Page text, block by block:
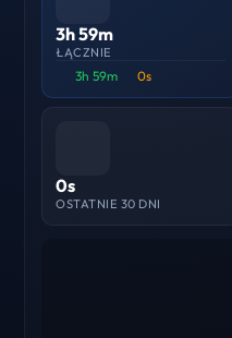
3h 59m
ŁĄCZNIE
3h 59m 0s
0s
OSTATNIE 30 DNI